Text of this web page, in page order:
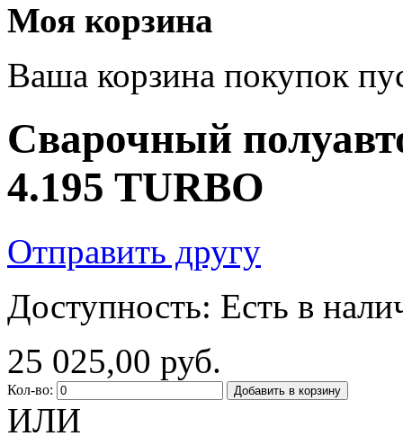
Моя корзина
Ваша корзина покупок
Сварочный
4.195 TURBO
Отправить другу
Доступность: Есть в
25 025,00 руб.
Кол-во: Добавить в корзину
ИЛИ